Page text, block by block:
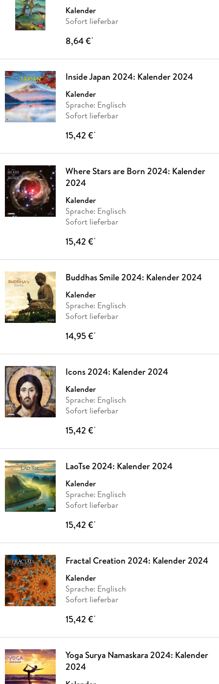
Kalender
Sofort lieferbar
8,64 €*
Inside Japan 2024: Kalender 2024
Kalender
Sprache: Englisch
Sofort lieferbar
15,42 €*
Where Stars are Born 2024: Kalender
2024
Kalender
Sprache: Englisch
Sofort lieferbar
15,42 €*
Buddhas Smile 2024: Kalender 2024
Kalender
Sprache: Englisch
Sofort lieferbar
14,95 €*
Icons 2024: Kalender 2024
Kalender
Sprache: Englisch
Sofort lieferbar
15,42 €*
LaoTse 2024: Kalender 2024
Kalender
Sprache: Englisch
Sofort lieferbar
15,42 €*
Fractal Creation 2024: Kalender 2024
Kalender
Sprache: Englisch
Sofort lieferbar
15,42 €*
Yoga Surya Namaskara 2024: Kalender
2024